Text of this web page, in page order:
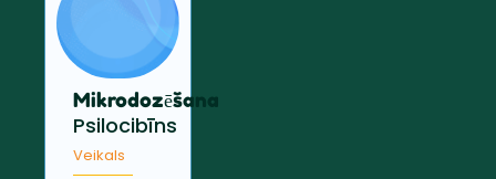
Mikrodozēšana
Psilocibīns
Veikals